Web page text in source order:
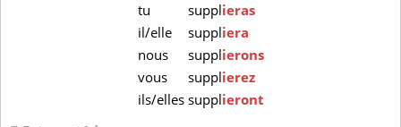
tu
supplieras
il/elle
suppliera
nous
supplierons
vous
supplierez
ils/elles supplieront